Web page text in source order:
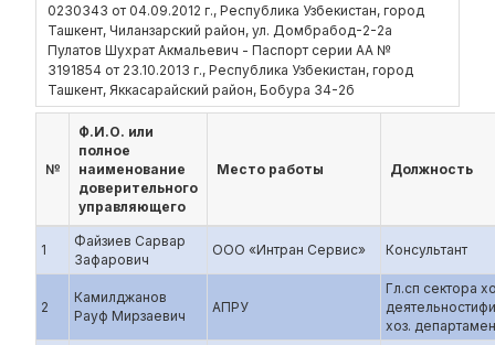
0230343 от 04.09.2012 г., Республика Узбекистан, город
Ташкент, Чиланзарский район, ул. Домбрабод-2-2а
Пулатов Шухрат Акмальевич - Паспорт серии АА №
3191854 от 23.10.2013 г., Республика Узбекистан, город
Ташкент, Яккасарайский район, Бобура 34-2б
№
Ф.И.О. или
полное
наименование
доверительного
управляющего
Место работы Должность
1
Файзиев Сарвар
Зафарович
ООО «Интран Сервис» Консультант
2
Камилджанов
Рауф Мирзаевич
АПРУ
Гл.сп сектора
хоз.